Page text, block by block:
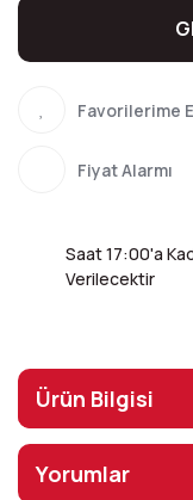
Fiyat Alarmı
Saat 17:00'a
Verilecektir
Ürün Bilgisi
Yorumlar